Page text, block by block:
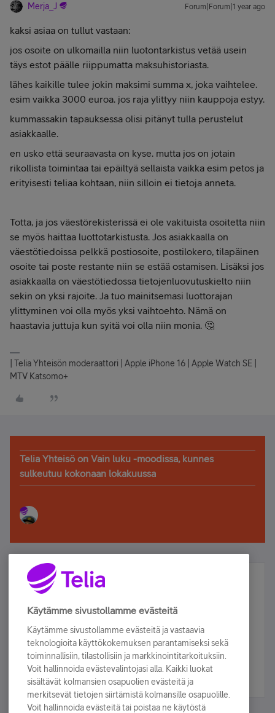
Merja_J Forum|Forum|1 year ago
kaksi asiaa on tullut vastaan:
jos osoite on ulkomailla niin luotontarkistus vetää usein
täys estot päälle riippumatta maksuhistoriasta.
lähes kaikille tulee jokin maksimi summa x, joka vaihtelee.
esim vaikka 3000 euroa. jos raja ylittyy niin kauppoja estyy.
kummassakin tapauksessa olisi pitänyt tulla perustelut
asiakkaalle.
en usko että seuraavasta on kyse. mutta jos on jotain
rikollista toimintaa tai epäiltyä sellaista vaikka esim petos ja
erityisesti teliaa kohtaan, niin silloin ei tietoja anneta.
Totta, ja jos väestörekisterissä ei ole vakituista osoitetta niin
se myös haittaa luottotarkistusta. Jos asiakkaalla on
väestötiedoissa pelkkä ​postiosoite, postilokero, tilapäinen
osoite tai poste restante niin se estää ostamisen. Lisäksi jos
asiakkaalla on väestötiedossa tietojenluovutuskielto niin
sekin on yksi rajoite. Ja tuo mainitsemasi luottorajan
ylittyminen voi olla myös yksi vaihtoehto. Nämä on
haastavia juttuja kun syitä voi olla niin monia. 🤔
| Telia Yhteisön moderaattori | Apple iPhone 16 | Apple Watch SE |
MTV Katsomo+
Telia Yhteisö on Vain luku -moodissa, kunnes
sulkeutuu kokonaan lokakuussa
Älä jää paitsi – osallistu ja voita!
Tilaa Telian uutiskirje ja olet mukana arvonnassa.
sähköpostiisi.
Tilaa nyt
Käytämme sivustollamme evästeitä
Käytämme sivustollamme evästeitä ja vastaavia
teknologioita käyttökokemuksen parantamiseksi sekä
toiminnallisiin, tilastollisiin ja markkinointitarkoituksiin.
Voit hallinnoida evästevalintojasi alla. Kaikki luokat
sisältävät kolmansien osapuolien evästeitä ja
merkitsevät tietojen siirtämistä kolmansille osapuolille.
Voit hallinnoida evästeitä tai poistaa ne käytöstä